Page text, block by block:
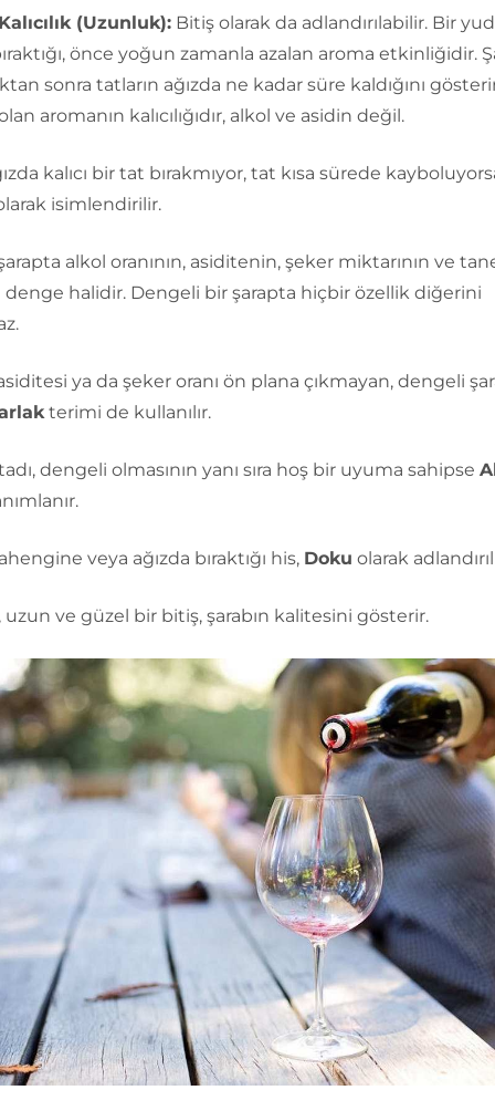
(Uzunluk):Bitiş olarak da adlandırılabilir. Bir
önce yoğun zamanla azalan aroma etkinliğidir.
sonra tatların ağızda ne kadar süre kaldığını
aromanın kalıcılığıdır, alkol ve asidin değil.
kalıcı bir tat bırakmıyor, tat kısa sürede
isimlendirilir.
alkol oranının, asiditenin, şeker miktarının ve
denge halidir. Dengeli bir şarapta hiçbir özellik diğerini
ya da şeker oranı ön plana çıkmayan, dengeli
terimi de kullanılır.
dengeli olmasının yanı sıra hoş bir uyuma sahipse
veya ağızda bıraktığı his, Doku olarak
ve güzel bir bitiş, şarabın kalitesini gösterir.